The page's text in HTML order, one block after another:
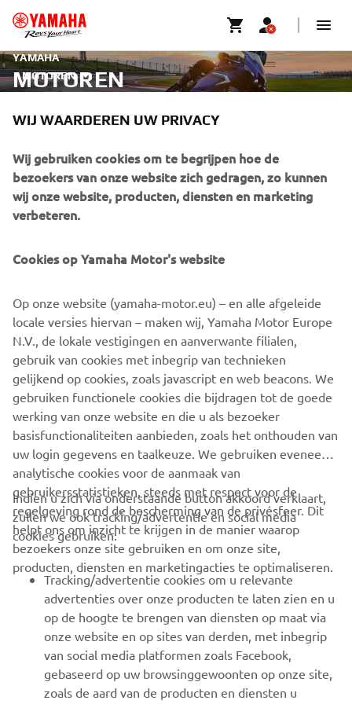
MOTOREN
YAMAHA
MOTOREN
ONTDEK MEER
Professionele ruiter met gevorderde vaardigheid afgebeeld op
CORPORATE
BUSINESS
MEER YAMAHA
SUPPORT
NIEUWSBRIEF
Wees de eerste die meer te weten komt over de nieuwste deals,
speciale evenementen, nieuwe producten en nog veel meer
ABONNEREN
Lees ons privacybeleid om te leren hoe we uw persoonlijke
gegevens verwerken: Privacyverklaring
WIJ WAARDEREN UW PRIVACY
Wij gebruiken cookies om te begrijpen hoe de
bezoekers van onze website zich gedragen, zo kunnen
wij onze website, producten, diensten en marketing
verbeteren.
Cookies op Yamaha Motor's website
Op onze website (yamaha-motor.eu) – en alle afgeleide
locale versies hiervan – maken wij, Yamaha Motor Europe
N.V., de lokale vestigingen en aanverwante filialen,
gebruik van cookies met inbegrip van technieken
gelijkend op cookies, zoals javascript en web beacons. We
gebruiken functionele cookies die bijdragen tot de goede
werking van onze website en die u als bezoeker
basisfunctionaliteiten aanbieden, zoals het onthouden van
uw login gegevens en taalkeuze. We gebruiken eveneens
analytische cookies voor de aanmaak van
gebruikersstatistieken, steeds met respect voor de
regelgeving rond de bescherming van de privésfeer. Dit
helpt ons om inzicht te krijgen in de manier waarop
bezoekers onze site gebruiken en om onze site,
producten, diensten en marketingacties te optimaliseren.
Indien u zich via onderstaande button akkoord verklaart,
zullen we ook tracking/advertentie en social media
cookies gebruiken:
Tracking/advertentie cookies om u relevante
advertenties over onze producten te laten zien en u
op de hoogte te brengen van diensten op maat via
onze website en op sites van derden, met inbegrip
van social media platformen zoals Facebook,
gebaseerd op uw browsinggewoonten op onze site,
zoals de aard van de producten en diensten u